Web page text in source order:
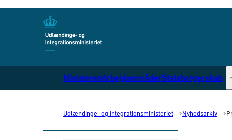
MinisterenArbejdsområderStatsborgerskab
Udlændinge- og Integrationsministeriet Nyhedsarkiv